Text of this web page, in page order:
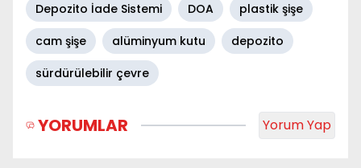
Depozito İade Sistemi
DOA
plastik şişe
cam şişe
alüminyum kutu
depozito
sürdürülebilir çevre
YORUMLAR Yorum Yap